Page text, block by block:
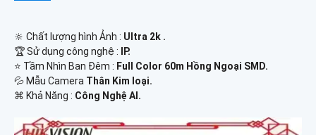
🔆 Chất lượng hình Ảnh : Ultra 2k .
🏆 Sử dụng công nghệ :
IP.
⭐ Tầm Nhìn Ban Đêm : Full Color 60m Hồng Ngoại SMD.
💦 Mẫu Camera Thân Kim loại.
️⌘ Khả Năng : Công Nghệ AI.